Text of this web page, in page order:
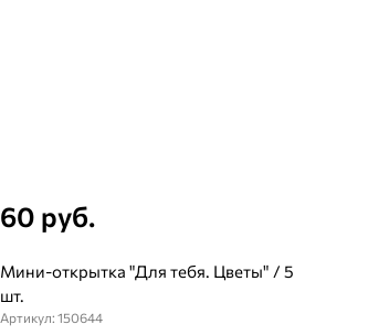
60 руб.
Мини-открытка "Для тебя. Цветы" / 5
шт.
Артикул: 150644